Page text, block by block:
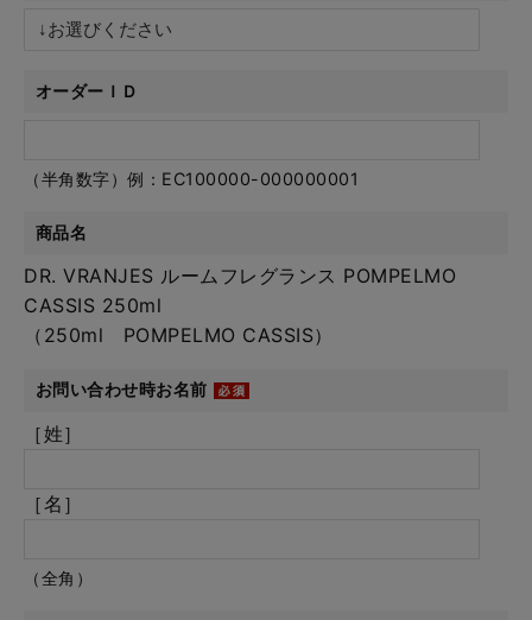
オーダーＩＤ
（半角数字）例：EC100000-000000001
商品名
DR. VRANJES ルームフレグランス POMPELMO
CASSIS 250ml
（250ml POMPELMO CASSIS）
お問い合わせ時お名前
［姓］
［名］
（全角）